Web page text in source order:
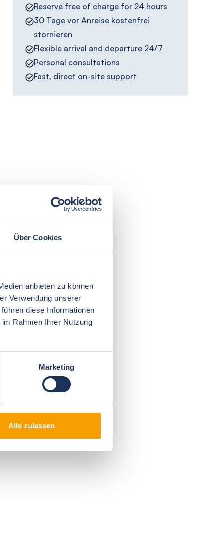
Über Cookies
anbieten zu können
Verwendung unserer
diese Informationen
Rahmen Ihrer Nutzung
Marketing
Alle zulassen
Reserve free of charge for 24 hours
30 Tage vor Anreise kostenfrei
stornieren
Flexible arrival and departure 24/7
Personal consultations
Fast, direct on-site support